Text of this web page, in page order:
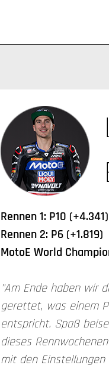
Rennen 1: P10 (+4.341)
Rennen 2: P6 (+1.819)
MotoE World
"Am Ende haben wir
gerettet, was einem
entspricht. Spaß
dieses
mit den